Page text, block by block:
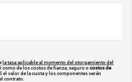
la tasa aplicable al momento del otorgamiento del
como de los costos de fianza, seguro ocostos de
el valor de la cuota y los componentes serán
contrato.